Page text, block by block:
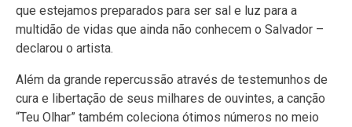
que estejamos preparados para ser sal e luz para a
multidão de vidas que ainda não conhecem o Salvador –
declarou o artista.
Além da grande repercussão através de testemunhos de
cura e libertação de seus milhares de ouvintes, a canção
“Teu Olhar” também coleciona ótimos números no meio